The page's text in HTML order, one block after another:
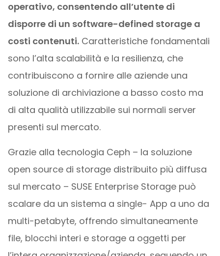
operativo, consentendo all’utente di
disporre di un software-defined storage a
costi contenuti.Caratteristiche fondamentali
sono l’alta scalabilità e la resilienza, che
contribuiscono a fornire alle aziende una
soluzione di archiviazione a basso costo ma
di alta qualità utilizzabile sui normali server
presenti sul mercato.
Grazie alla tecnologia Ceph – la soluzione
open source di storage distribuito più diffusa
sul mercato – SUSE Enterprise Storage può
scalare da un sistema a single- App a uno da
multi-petabyte, offrendo simultaneamente
file, blocchi interi e storage a oggetti per